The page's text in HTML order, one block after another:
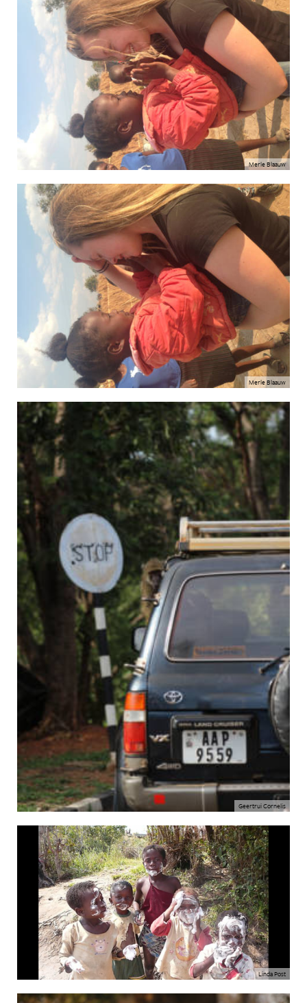
Merle Blaauw
Merle Blaauw
Geertrui Cornelis
Linda Post